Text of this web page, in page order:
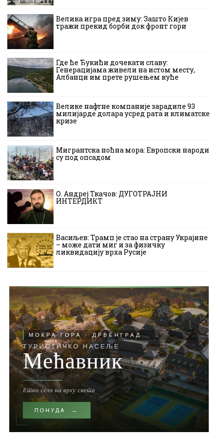
Велика игра пред зиму: Зашто Кијев
тражи прекид борби док фронт гори
Где ће Ђукићи дочекати славу:
Генерацијама живели на истом месту,
Албанци им прете рушењем куће
Велике нафтне компаније зарадиле 93
милијарде долара усред рата и климатске
кризе
Мигрантска ноћна мора: Европски народи
су под опсадом
О. Андреј Ткачов: ДУГОТРАЈНИ
ИНТЕРДИКТ
Васиљев: Трамп је стао на страну Украјине
– може дати миг и за физичку
ликвидацију врха Русије